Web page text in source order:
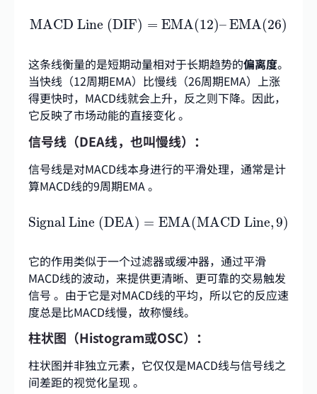
MACD Line (DIF) = EMA(12)–EMA(26)
MACD Line (DIF) EMA(12)– EMA(26)
这条线衡量的是短期动量相对于长期趋势的偏离度。
当快线（12周期EMA）比慢线（26周期EMA）上涨
得更快时，MACD线就会上升，反之则下降。因此，
它反映了市场动能的直接变化 。
信号线（DEA线，也叫慢线）：
信号线是对MACD线本身进行的平滑处理，通常是计
算MACD线的9周期EMA。
Signal Line (DEA) = EMA(MACD Line,9)
Signal Line (DEA) =EMA( MACD Line,9 )
它的作用类似于一个过滤器或缓冲器，通过平滑
MACD线的波动，来提供更清晰、更可靠的交易触发
信号 。由于它是对MACD线的平均，所以它的反应速
度总是比MACD线慢，故称慢线。
柱状图（Histogram或OSC）：
柱状图并非独立元素，它仅仅是MACD线与信号线之
间差距的视觉化呈现。